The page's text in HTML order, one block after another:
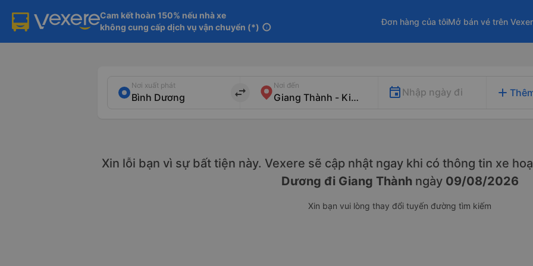
Cam kết hoàn 150% nếu nhà xe
không cung cấp dịch vụ vận chuyển (*) info
Đơn hàng của tôiMở bán vé trên
Nơi xuất phát
import_export
Nơi đến
Nhập ngày đi add
Xin lỗi bạn vì sự bất tiện này. Vexere sẽ cập nhật ngay khi có thông tin xe
Dương đi Giang Thànhngày 09/08/2026
Xin bạn vui lòng thay đổi tuyến đường tìm kiếm